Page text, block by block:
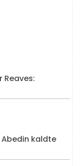
Reaves:
kaldte